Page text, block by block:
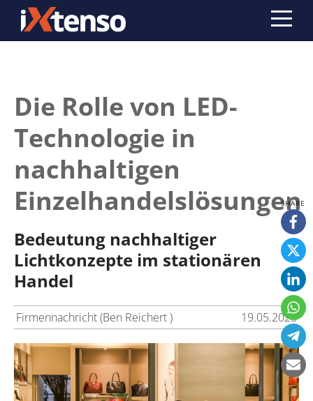
Die Rolle von LED-
Technologie in
nachhaltigen
Einzelhandelslösungen
Bedeutung nachhaltiger
Lichtkonzepte im stationären
Handel
Firmennachricht (Ben Reichert ) 19.05.2025